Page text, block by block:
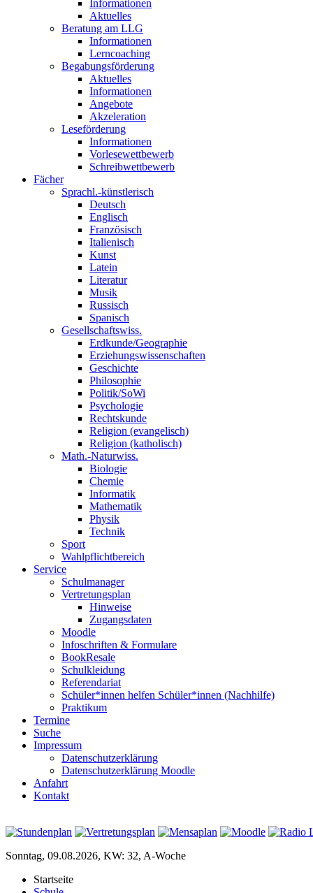
Informationen
Aktuelles
Beratung am LLG
Informationen
Lerncoaching
Begabungsförderung
Aktuelles
Informationen
Angebote
Akzeleration
Leseförderung
Informationen
Vorlesewettbewerb
Schreibwettbewerb
Fächer
Sprachl.-künstlerisch
Deutsch
Englisch
Französisch
Italienisch
Kunst
Latein
Literatur
Musik
Russisch
Spanisch
Gesellschaftswiss.
Erdkunde/Geographie
Erziehungswissenschaften
Geschichte
Philosophie
Politik/SoWi
Psychologie
Rechtskunde
Religion (evangelisch)
Religion (katholisch)
Math.-Naturwiss.
Biologie
Chemie
Informatik
Mathematik
Physik
Technik
Sport
Wahlpflichtbereich
Service
Schulmanager
Vertretungsplan
Hinweise
Zugangsdaten
Moodle
Infoschriften & Formulare
BookResale
Schulkleidung
Referendariat
Schüler*innen helfen Schüler*innen (Nachhilfe)
Praktikum
Termine
Suche
Impressum
Datenschutzerklärung
Datenschutzerklärung Moodle
Anfahrt
Kontakt
Sonntag, 09.08.2026, KW: 32, A-Woche
Startseite